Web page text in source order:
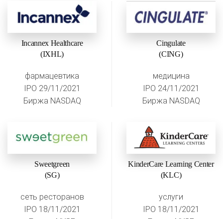
Incannex Healthcare
(IXHL)
фармацевтика
IPO 29/11/2021
Биржа NASDAQ
Cingulate
(CING)
медицина
IPO 24/11/2021
Биржа NASDAQ
Sweetgreen
(SG)
сеть ресторанов
IPO 18/11/2021
KinderCare Learning Center
(KLC)
услуги
IPO 18/11/2021